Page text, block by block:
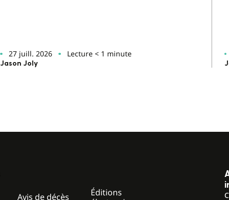
27 juill. 2026 Lecture < 1 minute
Jason Joly
Avis de décès
Éditions